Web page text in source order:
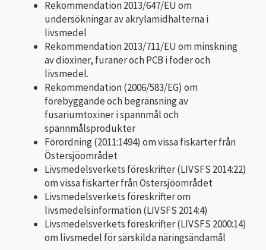
Rekommendation 2013/647/EU om
undersökningar av akrylamidhalterna i
livsmedel
Rekommendation 2013/711/EU om minskning
av dioxiner, furaner och PCB i foder och
livsmedel.
Rekommendation (2006/583/EG) om
förebyggande och begränsning av
fusariumtoxiner i spannmål och
spannmålsprodukter
Förordning (2011:1494) om vissa fiskarter från
Östersjöområdet
Livsmedelsverkets föreskrifter (LIVSFS 2014:22)
om vissa fiskarter från Östersjöområdet
Livsmedelsverkets föreskrifter om
livsmedelsinformation (LIVSFS 2014:4)
Livsmedelsverkets föreskrifter (LIVSFS 2000:14)
om livsmedel för särskilda näringsändamål